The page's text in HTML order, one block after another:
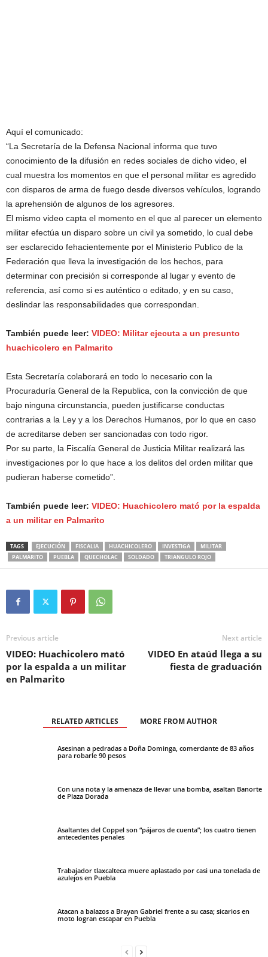
Aquí el comunicado:
“La Secretaría de la Defensa Nacional informa que tuvo
conocimiento de la difusión en redes sociales de dicho video, el
cual muestra los momentos en que el personal militar es agredido
con disparos de arma de fuego desde diversos vehículos, logrando
la aprehensión de algunos de los agresores.
El mismo video capta el momento en el que al parecer un elemento
militar efectúa un disparo sobre un civil ya sometido, lo cual debe
ser esclarecido fehacientemente por el Ministerio Publico de la
Federación que lleva la investigación de los hechos, para
determinar con precisión si corresponde al lugar y evento de
referencia, así como si es auténtico o editado, y en su caso,
deslindar las responsabilidades que correspondan.
También puede leer: VIDEO: Militar ejecuta a un presunto
huachicolero en Palmarito
Esta Secretaría colaborará en todo lo necesario con la
Procuraduría General de la Republica, con la convicción de que
bajo ninguna circunstancia, pueden justificarse conductas
contrarias a la Ley y a los Derechos Humanos, por lo que en caso
de acreditarse deben ser sancionadas con todo rigor.
Por su parte, la Fiscalía General de Justicia Militar realizará las
investigaciones por lo que hace a los delitos del orden militar que
pudieran haberse cometido”.
También puede leer: VIDEO: Huachicolero mató por la espalda
a un militar en Palmarito
TAGS EJECUCIÓN FISCALIA HUACHICOLERO INVESTIGA
MILITAR
PALMARITO
PUEBLA QUECHOLAC SOLDADO TRIANGULO ROJO
Previous article
VIDEO: Huachicolero mató
por la espalda a un militar
en Palmarito
Next article
VIDEO En ataúd llega a su
fiesta de graduación
RELATED ARTICLES MORE FROM AUTHOR
Asesinan a pedradas a Doña Dominga, comerciante de 83 años
para robarle 90 pesos
Con una nota y la amenaza de llevar una bomba, asaltan Banorte
de Plaza Dorada
Asaltantes del Coppel son “pájaros de cuenta”; los cuatro tienen
antecedentes penales
Trabajador tlaxcalteca muere aplastado por casi una tonelada de
azulejos en Puebla
Atacan a balazos a Brayan Gabriel frente a su casa; sicarios en
moto logran escapar en Puebla